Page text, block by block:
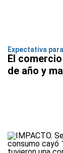
Expectativa
El
de año y